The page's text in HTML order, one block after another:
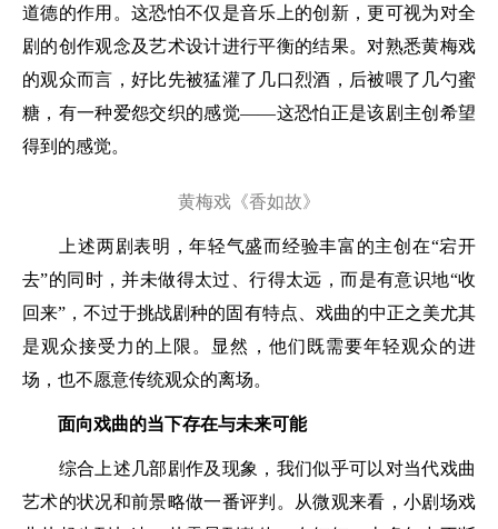
道德的作用。这恐怕不仅是音乐上的创新，更可视为对全
剧的创作观念及艺术设计进行平衡的结果。对熟悉黄梅戏
的观众而言，好比先被猛灌了几口烈酒，后被喂了几勺蜜
糖，有一种爱怨交织的感觉——这恐怕正是该剧主创希望
得到的感觉。
黄梅戏《香如故》
上述两剧表明，年轻气盛而经验丰富的主创在“宕开
去”的同时，并未做得太过、行得太远，而是有意识地“收
回来”，不过于挑战剧种的固有特点、戏曲的中正之美尤其
是观众接受力的上限。显然，他们既需要年轻观众的进
场，也不愿意传统观众的离场。
面向戏曲的当下存在与未来可能
综合上述几部剧作及现象，我们似乎可以对当代戏曲
艺术的状况和前景略做一番评判。从微观来看，小剧场戏